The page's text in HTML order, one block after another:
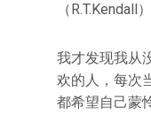
（R.T.Kendall）
我才发现我从
欢的人，每次
都希望自己蒙